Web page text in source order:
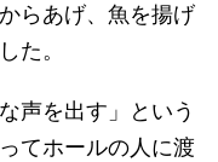
らあげ、魚を揚げ
た。
声を出す」という
てホールの人に渡